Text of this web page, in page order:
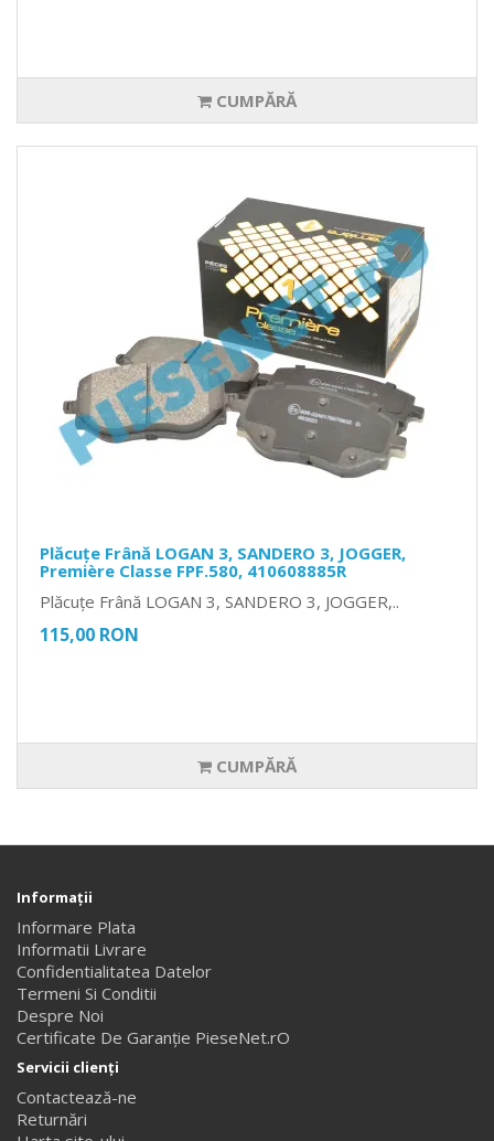
CUMPĂRĂ
Plăcuțe Frână LOGAN 3, SANDERO 3, JOGGER,
Première Classe FPF.580, 410608885R
Plăcuțe Frână LOGAN 3, SANDERO 3, JOGGER,..
115,00 RON
CUMPĂRĂ
Informaţii
Informare Plata
Informatii Livrare
Confidentialitatea Datelor
Termeni Si Conditii
Despre Noi
Certificate De Garanție PieseNet.rO
Servicii clienţi
Contactează-ne
Returnări